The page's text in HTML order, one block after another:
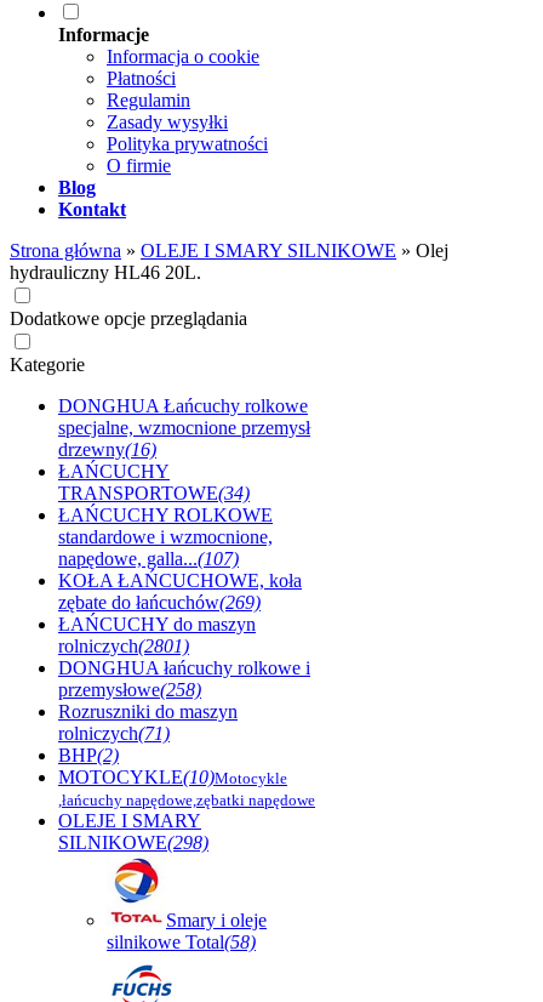
Informacje
Informacja o cookie
Płatności
Regulamin
Zasady wysyłki
Polityka prywatności
O firmie
Blog
Kontakt
Strona główna » OLEJE I SMARY SILNIKOWE » Olej
hydrauliczny HL46 20L.
Dodatkowe opcje przeglądania
Kategorie
DONGHUA Łańcuchy rolkowe
specjalne, wzmocnione przemysł
drzewny(16)
ŁAŃCUCHY
TRANSPORTOWE(34)
ŁAŃCUCHY ROLKOWE
standardowe i wzmocnione,
napędowe, galla...(107)
KOŁA ŁAŃCUCHOWE, koła
zębate do łańcuchów(269)
ŁAŃCUCHY do maszyn
rolniczych(2801)
DONGHUA łańcuchy rolkowe i
przemysłowe(258)
Rozruszniki do maszyn
rolniczych(71)
BHP(2)
MOTOCYKLE(10)Motocykle
,łańcuchy napędowe,zębatki napędowe
OLEJE I SMARY
SILNIKOWE(298)
Smary i oleje
silnikowe Total(58)